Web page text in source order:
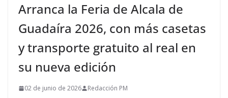
Arranca la Feria de Alcala de
Guadaíra 2026, con más casetas
y transporte gratuito al real en
su nueva edición
02 de junio de 2026 Redacción PM